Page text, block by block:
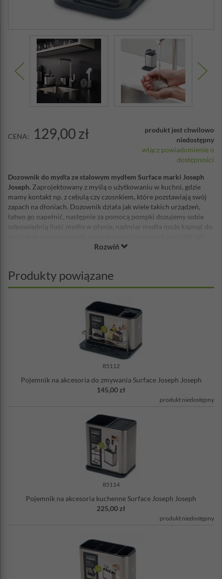
CENA: 129,00 zł
produkt jest chwilowo
niedostępny
włącz powiadomienie o
dostępności
Dozownik do mydła ze stalowym mydłem Surface marki Joseph
Joseph.Zaprojektowany z myślą o użytkowaniu w kuchni, gdzie
mamy kontakt np. z cebulą czy czosnkiem, które pozstawiają swój
zapach na dłoniach. Dozownik działa jak wiele takich urządzeń,
łatwo go napełnić, następnie za pomocą pompki dozujemy sobie
odpowiednią ilość mydła w płynie, nadmiar mydła może kapnąć do
zabieg nie wystarczy, aby pozbyć się nieprzyjemnego zapachu z
używali zwykłego mydła, a z pewnością pozbędziemy się
niepożądanego zapachu. Stylowy, elegancki i stalowy z
polecamy do każdej kuchni, a szczególnie na prezent na nowe
Wymiary: 10,6 x 14,5 x 7,9 cm
Materiał: stal nierdzewna, tworzywo sztuczne
Rozwiń
Produkty powiązane
85112
Pojemnik na akcesoria do zmywania Surface Joseph Joseph
145,00 zł
produkt niedostępny
85114
Pojemnik na akcesoria kuchenne Surface Joseph Joseph
225,00 zł
produkt niedostępny